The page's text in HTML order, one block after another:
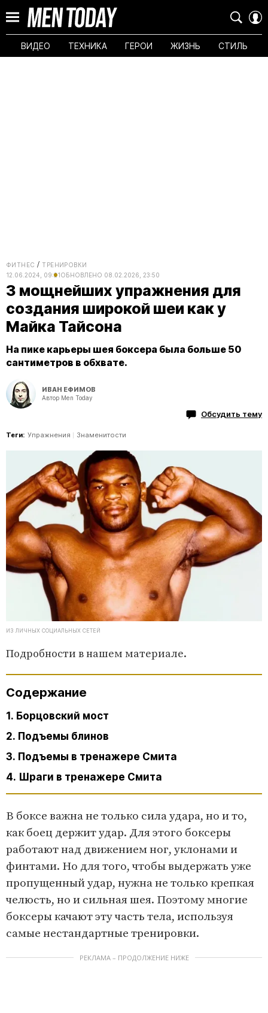
ВИДЕО ТЕХНИКА ГЕРОИ ЖИЗНЬ СТИЛЬ
ФИТНЕС
ТРЕНИРОВКИ
12.06.2024, 09:21ОБНОВЛЕНО 08.02.2026, 23:50
3 мощнейших упражнения для
создания широкой шеи как у
Майка Тайсона
На пике карьеры шея боксера была больше 50
сантиметров в обхвате.
ИВАН ЕФИМОВ
Автор Men Today
Обсудить тему
Теги: Упражнения Знаменитости
ИЗ ЛИЧНЫХ СОЦИАЛЬНЫХ СЕТЕЙ
Подробности в нашем материале.
Содержание
1. Борцовский мост
2. Подъемы блинов
3. Подъемы в тренажере Смита
4. Шраги в тренажере Смита
В боксе важна не только сила удара, но и то,
как боец держит удар. Для этого боксеры
работают над движением ног, уклонами и
финтами. Но для того, чтобы выдержать уже
пропущенный удар, нужна не только крепкая
челюсть, но и сильная шея. Поэтому многие
боксеры качают эту часть тела, используя
самые нестандартные тренировки.
РЕКЛАМА – ПРОДОЛЖЕНИЕ НИЖЕ